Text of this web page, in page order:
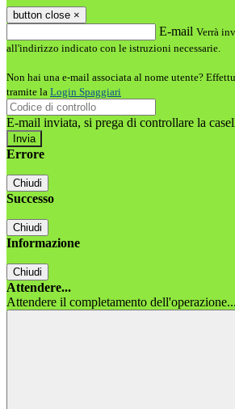
button close ×
E-mail Verrà
all'indirizzo indicato con le istruzioni necessarie.
Non hai una e-mail associata al nome utente?
tramite la Login Spaggiari
E-mail inviata, si prega di controllare la
Errore
Chiudi
Successo
Chiudi
Informazione
Chiudi
Attendere...
Attendere il completamento dell'operazione...